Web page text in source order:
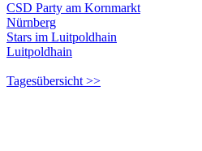
CSD Party am Kornmarkt
Nürnberg
Stars im Luitpoldhain
Luitpoldhain
Tagesübersicht >>